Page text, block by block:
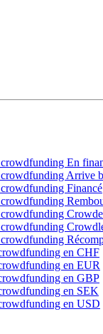
En
Arrive
Financé
en CHF
en EUR
en GBP
en SEK
en USD